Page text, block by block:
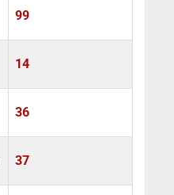
99
14
36
37